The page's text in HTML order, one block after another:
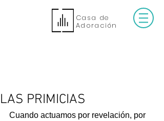
Casa de
Adoración
LAS PRIMICIAS
Cuando actuamos por revelación, por